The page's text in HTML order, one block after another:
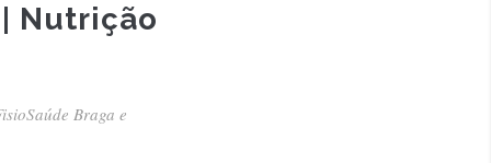
Nutrição
Braga e